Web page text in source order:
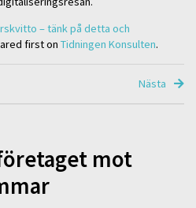
– tänk på detta och
first on Tidningen Konsulten.
Nästa
mot